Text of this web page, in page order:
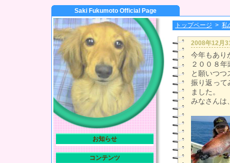
Saki Fukumoto Official Page
トップページ > 私
2008年12月
今年もあり
２００８
と願いつつ
振り返って
ました。
みなさんは
お知らせ
コンテンツ